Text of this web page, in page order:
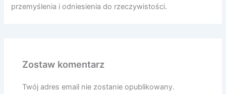
przemyślenia i odniesienia do rzeczywistości.
Zostaw komentarz
Twój adres email nie zostanie opublikowany.